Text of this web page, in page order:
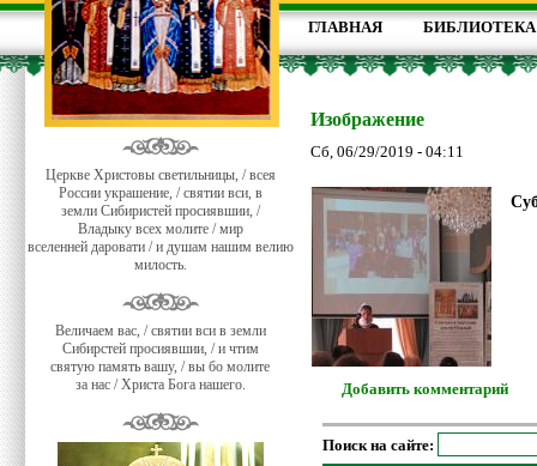
ГЛАВНАЯ БИБЛИОТЕКА
Церкве Христовы светильницы, / всея
России украшение, / святии вси, в
земли Сибиристей просиявшии, /
Владыку всех молите / мир
вселенней даровати / и душам нашим велию
милость.
Величаем вас, / святии вси в земли
Сибирстей просиявшии, / и чтим
святую память вашу, / вы бо молите
за нас / Христа Бога нашего.
Изображение
Сб, 06/29/2019 - 04:11
Добавить комментарий
Поиск на сайте: